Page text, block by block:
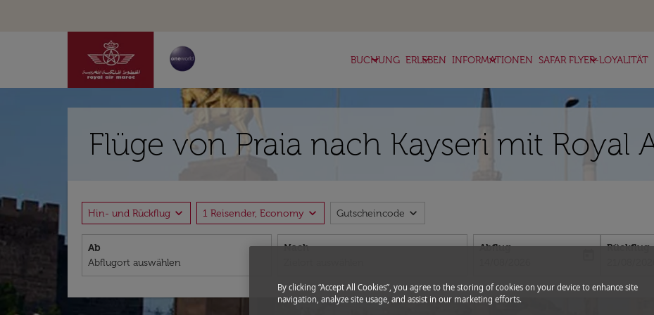
BUCHUNG
keyboard_arrow_down ERLEBEN
keyboard_arrow_down INFORMATIONEN
keyboard_arrow_down SAFAR FLYER-LOYALITÄT
keyboard_arrow_down
Flüge von Praia nach Kayseri mit Royal
Hin- und Rückflug expand_more 1 Reisender, Economy expand_more Gutscheincode expand_more
Ab Nach
Abflug
Rückflug
fc-
By clicking “Accept All Cookies”, you agree to the storing of cookies on your device to enhance site
navigation, analyze site usage, and assist in our marketing efforts.